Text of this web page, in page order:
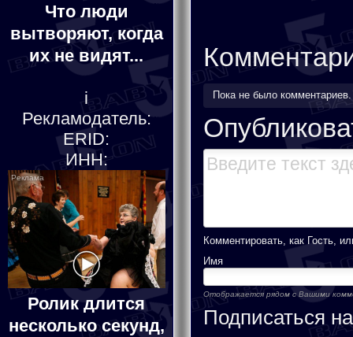
Что люди
вытворяют, когда
их не видят...
i
Рекламодатель:
ERID:
ИНН:
Ролик длится
несколько секунд,
Пока не было
Комментировать, как Гость,
Имя
Отображается рядом с Вашими
Подписаться